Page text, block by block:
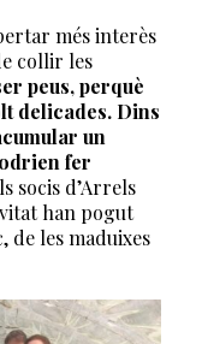
més interès
collir les
peus, perquè
delicades. Dins
un
fer
socis d’Arrels
han pogut
de les maduixes